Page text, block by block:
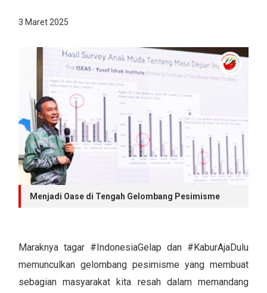
3 Maret 2025
Menjadi Oase di Tengah Gelombang Pesimisme
Maraknya tagar #IndonesiaGelap dan #KaburAjaDulu
memunculkan gelombang pesimisme yang membuat
sebagian masyarakat kita resah dalam memandang